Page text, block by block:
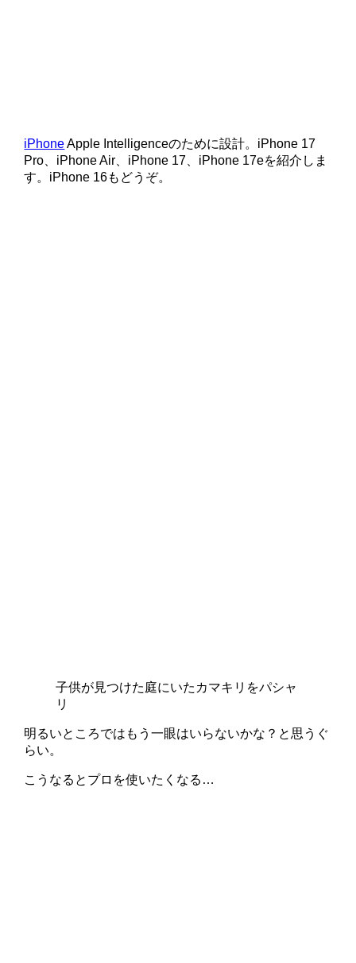
iPhoneApple Intelligenceのために設計。iPhone 17
Pro、iPhone Air、iPhone 17、iPhone 17eを紹介しま
す。iPhone 16もどうぞ。
子供が見つけた庭にいたカマキリをパシャ
リ
明るいところではもう一眼はいらないかな？と思うぐ
らい。
こうなるとプロを使いたくなる…